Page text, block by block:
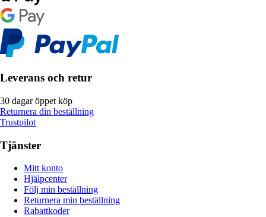
Leverans och retur
30 dagar öppet köp
Returnera din beställning
Trustpilot
Tjänster
Mitt konto
Hjälpcenter
Följ min beställning
Returnera min beställning
Rabattkoder